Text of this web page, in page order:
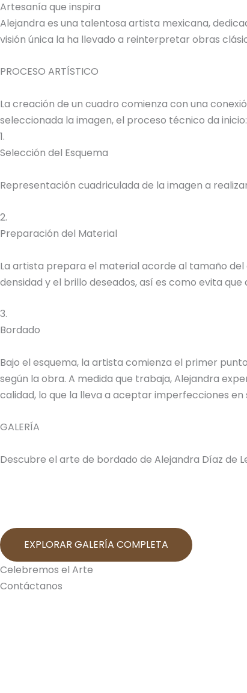
Artesanía que inspira
Alejandra es una talentosa artista mexicana,
visión única la ha llevado a reinterpretar obras
PROCESO ARTÍSTICO
La creación de un cuadro comienza con una
seleccionada la imagen, el proceso técnico da inicio:
1.
Selección del Esquema
Representación cuadriculada de la imagen a
2.
Preparación del Material
La artista prepara el material acorde al tamaño
densidad y el brillo deseados, así es como evita
3.
Bordado
Bajo el esquema, la artista comienza el primer
según la obra. A medida que trabaja, Alejandra
calidad, lo que la lleva a aceptar imperfecciones
GALERÍA
Descubre el arte de bordado de Alejandra Díaz de
EXPLORAR GALERÍA COMPLETA
Celebremos el Arte
Contáctanos